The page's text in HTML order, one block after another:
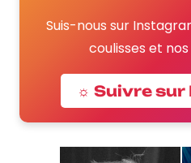
Suis-nous sur
coulisses et
☼ Suivre